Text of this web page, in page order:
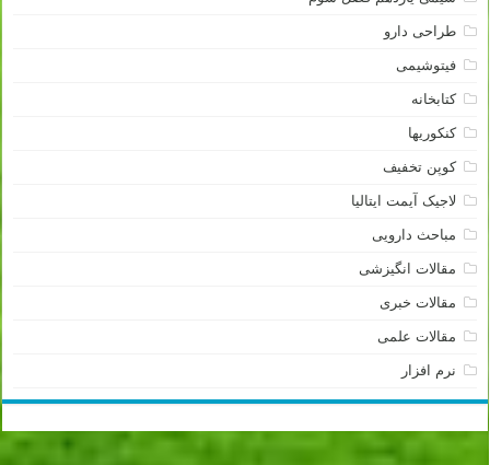
طراحی دارو
فیتوشیمی
کتابخانه
کنکوریها
کوپن تخفیف
لاجیک آیمت ایتالیا
مباحث دارویی
مقالات انگیزشی
مقالات خبری
مقالات علمی
نرم افزار